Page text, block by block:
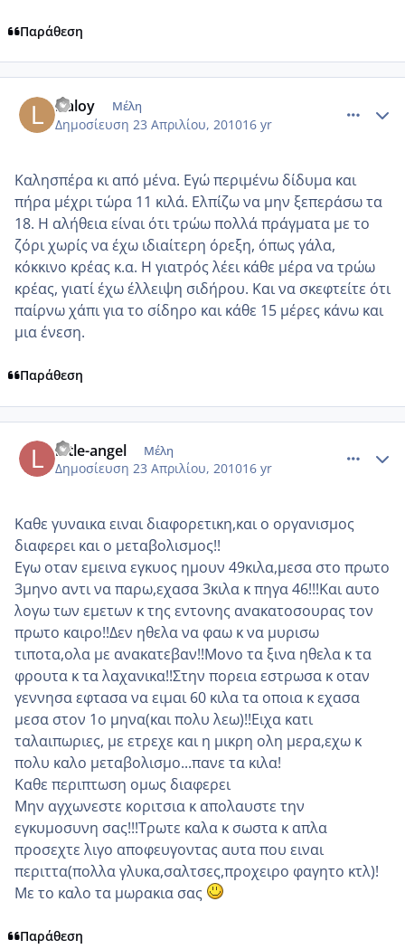
Παράθεση
lilaloy Μέλη
Δημοσίευση 23 Απριλίου, 201016 yr
Καλησπέρα κι από μένα. Εγώ περιμένω δίδυμα και
πήρα μέχρι τώρα 11 κιλά. Ελπίζω να μην ξεπεράσω τα
18. Η αλήθεια είναι ότι τρώω πολλά πράγματα με το
ζόρι χωρίς να έχω ιδιαίτερη όρεξη, όπως γάλα,
κόκκινο κρέας κ.α. Η γιατρός λέει κάθε μέρα να τρώω
κρέας, γιατί έχω έλλειψη σιδήρου. Και να σκεφτείτε ότι
παίρνω χάπι για το σίδηρο και κάθε 15 μέρες κάνω και
μια ένεση.
Παράθεση
little-angel Μέλη
Δημοσίευση 23 Απριλίου, 201016 yr
Καθε γυναικα ειναι διαφορετικη,και ο οργανισμος
διαφερει και ο μεταβολισμος!!
Εγω οταν εμεινα εγκυος ημουν 49κιλα,μεσα στο πρωτο
3μηνο αντι να παρω,εχασα 3κιλα κ πηγα 46!!!Και αυτο
λογω των εμετων κ της εντονης ανακατοσουρας τον
πρωτο καιρο!!Δεν ηθελα να φαω κ να μυρισω
τιποτα,ολα με ανακατεβαν!!Μονο τα ξινα ηθελα κ τα
φρουτα κ τα λαχανικα!!Στην πορεια εστρωσα κ οταν
γεννησα εφτασα να ειμαι 60 κιλα τα οποια κ εχασα
μεσα στον 1ο μηνα(και πολυ λεω)!!Ειχα κατι
ταλαιπωριες, με ετρεχε και η μικρη ολη μερα,εχω κ
πολυ καλο μεταβολισμο...πανε τα κιλα!
Καθε περιπτωση ομως διαφερει
Μην αγχωνεστε κοριτσια κ απολαυστε την
εγκυμοσυνη σας!!!Τρωτε καλα κ σωστα κ απλα
προσεχτε λιγο αποφευγοντας αυτα που ειναι
περιττα(πολλα γλυκα,σαλτσες,προχειρο φαγητο κτλ)!
Με το καλο τα μωρακια σας
Παράθεση